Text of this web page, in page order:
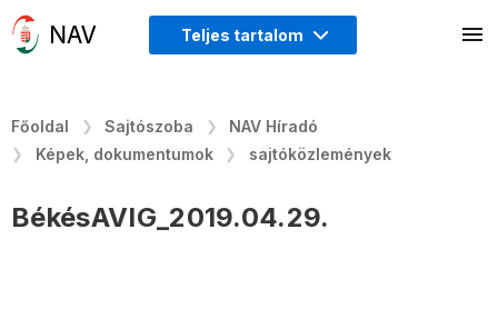
Teljes tartalom
Főoldal Sajtószoba
NAV Híradó
Képek, dokumentumok
sajtóközlemények
BékésAVIG_2019.04.29.